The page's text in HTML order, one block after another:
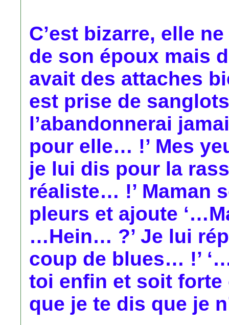
C’est bizarre, elle
de son époux mais
avait des attaches
est prise de
l’abandonnerai
pour elle… !’ Mes
je lui dis pour la
réaliste… !’ Maman
pleurs et ajoute
…Hein… ?’ Je lui
coup de blues… !’
toi enfin et soit
que je te dis que je